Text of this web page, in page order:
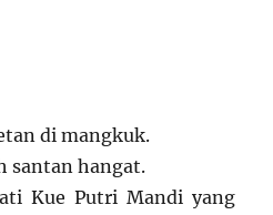
di mangkuk.
santan hangat.
Kue Putri Mandi yang